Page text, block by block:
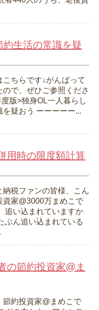
生活の常識を疑
ちらです↓がんばって
ので、ぜひご参照くださ
版>独身OL一人暮らし
疑おう ーーーーー...
用時の限度額計算
納税ファンの皆様、こん
資家@3000万まめこで
追い込まれていますか
ぶん追い込まれている
の節約投資家@ま
節約投資家@まめこで